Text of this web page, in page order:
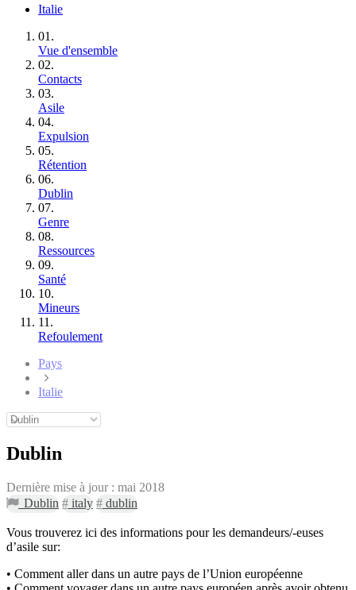
Italie
01.
Vue d'ensemble
02.
Contacts
03.
Asile
04.
Expulsion
05.
Rétention
06.
Dublin
07.
Genre
08.
Ressources
09.
Santé
10.
Mineurs
11.
Refoulement
Pays
Italie
Dublin
Dernière mise à jour : mai 2018
Dublin # italy # dublin
Vous trouverez ici des informations pour les demandeurs/-euses
d’asile sur:
• Comment aller dans un autre pays de l’Union européenne